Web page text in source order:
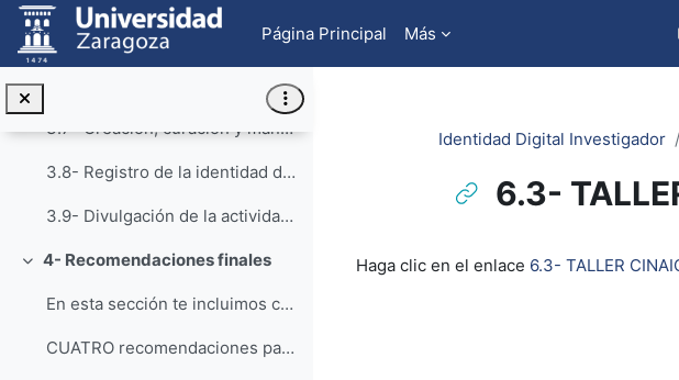
Salta al contenido principal
Página Principal
Más
3.5- Creación y curación de un perfil en Google Scholar
3.6- Creación y mantenimiento de un perfil en ResearchGate
3.7- Creación, curación y mantenimiento de un perfil como revisor en WoS (ResearcherID / Publons)
3.8- Registro de la identidad digital en un formato de fácil consulta y actualización
3.9- Divulgación de la actividad científica
Colapsar
4- Recomendaciones finales
En esta sección te incluimos cuatro recomendacione...
CUATRO recomendaciones para obtener buenos resultados de tu perfil digital
Identidad Digital Investigador
6.3-
Haga clic en el enlace 6.3- TALLER